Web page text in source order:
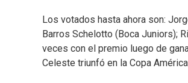
Los votados hasta ahora son:
Barros Schelotto (Boca Juniors);
veces con el premio luego de
Celeste triunfó en la Copa